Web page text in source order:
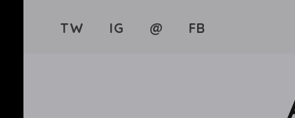
TW IG @ FB